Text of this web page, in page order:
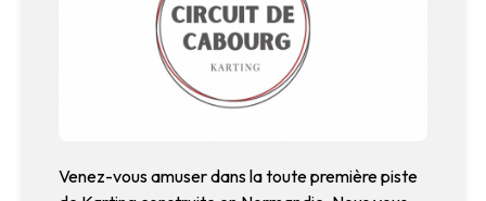
Venez-vous amuser dans la toute première piste